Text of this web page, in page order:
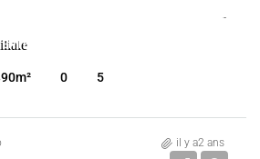
m² 0 5
il y a2 ans